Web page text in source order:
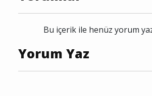
Yorumlar
Yorum Yaz